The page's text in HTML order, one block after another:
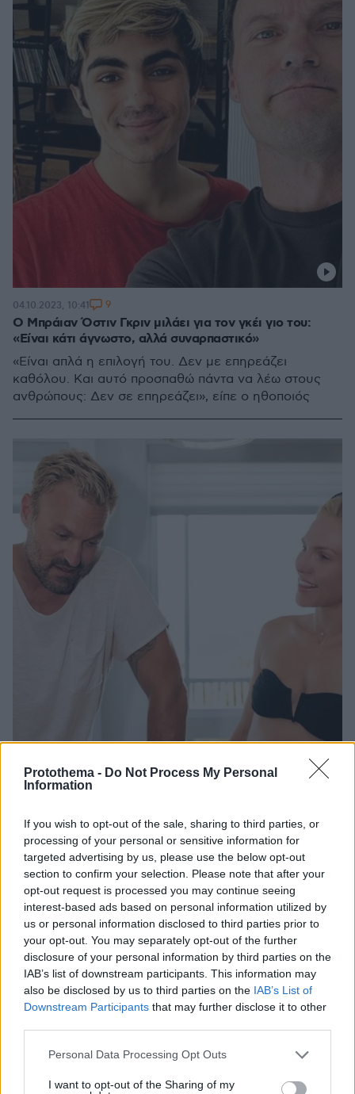
Protothema - Do Not Process My Personal
Information
If you wish to opt-out of the sale, sharing to third parties, or
processing of your personal or sensitive information for
targeted advertising by us, please use the below opt-out
section to confirm your selection. Please note that after your
opt-out request is processed you may continue seeing
interest-based ads based on personal information utilized by
us or personal information disclosed to third parties prior to
your opt-out. You may separately opt-out of the further
disclosure of your personal information by third parties on the
IAB’s list of downstream participants. This information may
also be disclosed by us to third parties on the IAB’s List of
Downstream Participants that may further disclose it to other
Please note that this website/app uses one or more Google
not limited to your visit or usage behaviour. You may click to
Personal Data Processing Opt Outs
I want to opt-out of the Sharing of my
Ο Μπράιαν Όστιν Γκριν μιλάει για τον γκέι γιο του:
«Είναι κάτι άγνωστο, αλλά συναρπαστικό»
«Είναι απλά η επιλογή του. Δεν με επηρεάζει
καθόλου. Και αυτό προσπαθώ πάντα να λέω στους
ανθρώπους: Δεν σε επηρεάζει», είπε ο ηθοποιός
04.10.2023, 10:41 9
αρραβωνιάστηκαν
«Μου έκανε πρόταση γάμου» αποκάλυψε η
χορεύτρια
23.09.2023, 12:41